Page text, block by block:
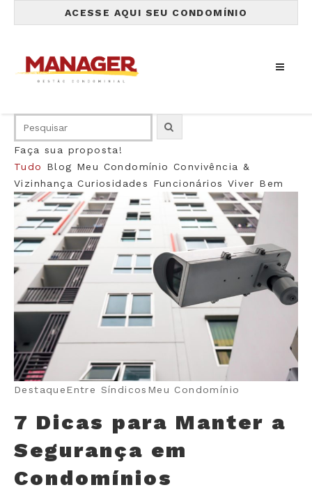
ACESSE AQUI SEU CONDOMÍNIO
Faça sua proposta!
Tudo
Blog Meu Condomínio Convivência &
Vizinhança Curiosidades Funcionários Viver Bem
DestaqueEntre Síndicos Meu Condomínio
7 Dicas para Manter a
Segurança em
Condomínios